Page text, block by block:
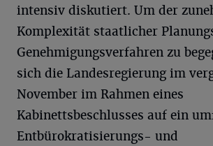
intensiv diskutiert. Um der
Komplexität staatlicher
Genehmigungsverfahren zu
sich die Landesregierung im
November im Rahmen eines
Kabinettsbeschlusses auf ein
Entbürokratisierungs- und